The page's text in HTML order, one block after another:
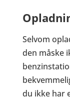
Selvom
den måske
du ikke har